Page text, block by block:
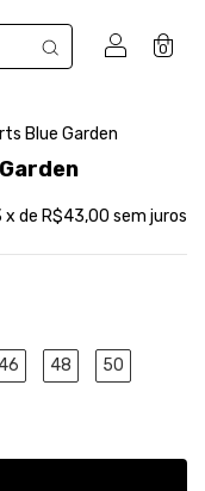
0
Blue Garden
x de R$43,00 sem juros
46 48 50